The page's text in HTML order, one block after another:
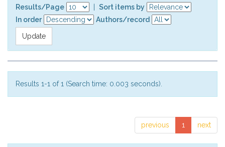
Results/Page
Sort items by
In order
Authors/record
Results 1-1 of 1 (Search time: 0.003 seconds).
previous 1 next